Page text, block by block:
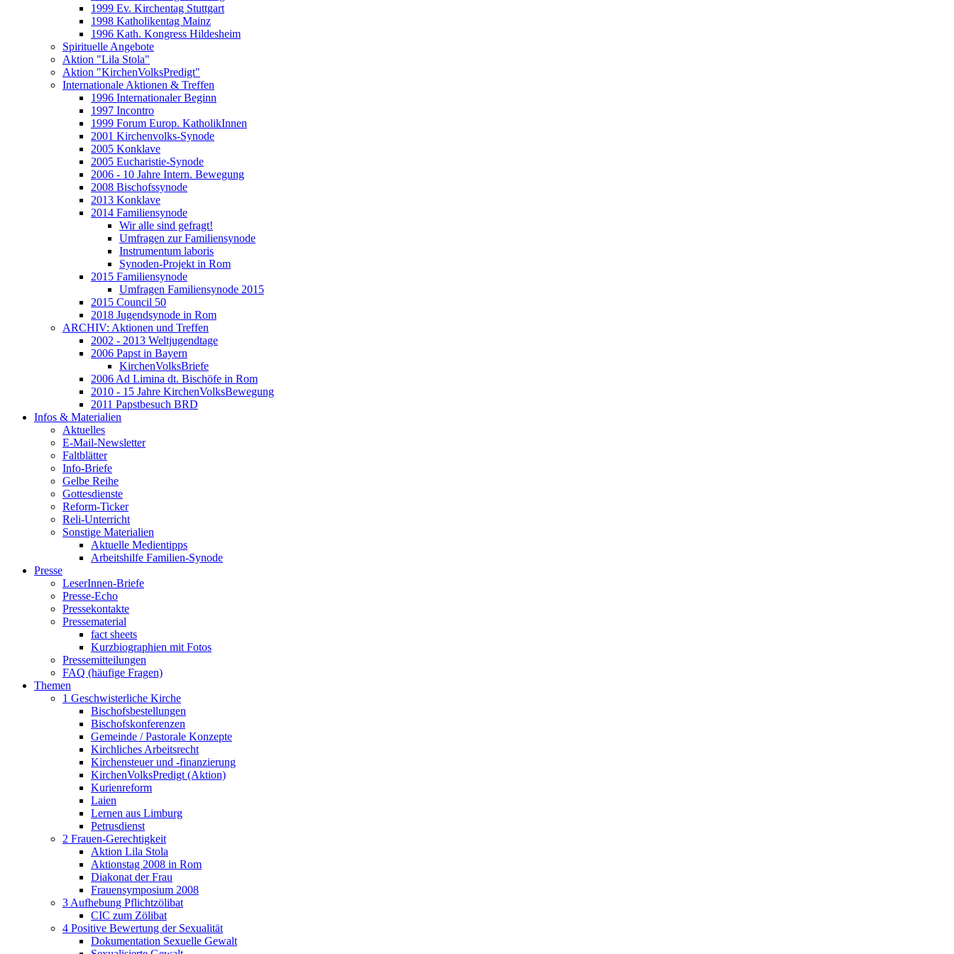
1999 Ev. Kirchentag Stuttgart
1998 Katholikentag Mainz
1996 Kath. Kongress Hildesheim
Spirituelle Angebote
Aktion "Lila Stola"
Aktion "KirchenVolksPredigt"
Internationale Aktionen & Treffen
1996 Internationaler Beginn
1997 Incontro
1999 Forum Europ. KatholikInnen
2001 Kirchenvolks-Synode
2005 Konklave
2005 Eucharistie-Synode
2006 - 10 Jahre Intern. Bewegung
2008 Bischofssynode
2013 Konklave
2014 Familiensynode
Wir alle sind gefragt!
Umfragen zur Familiensynode
Instrumentum laboris
Synoden-Projekt in Rom
2015 Familiensynode
Umfragen Familiensynode 2015
2015 Council 50
2018 Jugendsynode in Rom
ARCHIV: Aktionen und Treffen
2002 - 2013 Weltjugendtage
2006 Papst in Bayern
KirchenVolksBriefe
2006 Ad Limina dt. Bischöfe in Rom
2010 - 15 Jahre KirchenVolksBewegung
2011 Papstbesuch BRD
Infos & Materialien
Aktuelles
E-Mail-Newsletter
Faltblätter
Info-Briefe
Gelbe Reihe
Gottesdienste
Reform-Ticker
Reli-Unterricht
Sonstige Materialien
Aktuelle Medientipps
Arbeitshilfe Familien-Synode
Presse
LeserInnen-Briefe
Presse-Echo
Pressekontakte
Pressematerial
fact sheets
Kurzbiographien mit Fotos
Pressemitteilungen
FAQ (häufige Fragen)
Themen
1 Geschwisterliche Kirche
Bischofsbestellungen
Bischofskonferenzen
Gemeinde / Pastorale Konzepte
Kirchliches Arbeitsrecht
Kirchensteuer und -finanzierung
KirchenVolksPredigt (Aktion)
Kurienreform
Laien
Lernen aus Limburg
Petrusdienst
2 Frauen-Gerechtigkeit
Aktion Lila Stola
Aktionstag 2008 in Rom
Diakonat der Frau
Frauensymposium 2008
3 Aufhebung Pflichtzölibat
CIC zum Zölibat
4 Positive Bewertung der Sexualität
Dokumentation Sexuelle Gewalt